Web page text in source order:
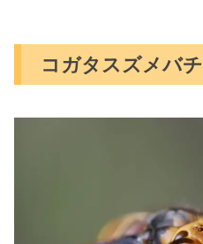
コガタスズメバチ